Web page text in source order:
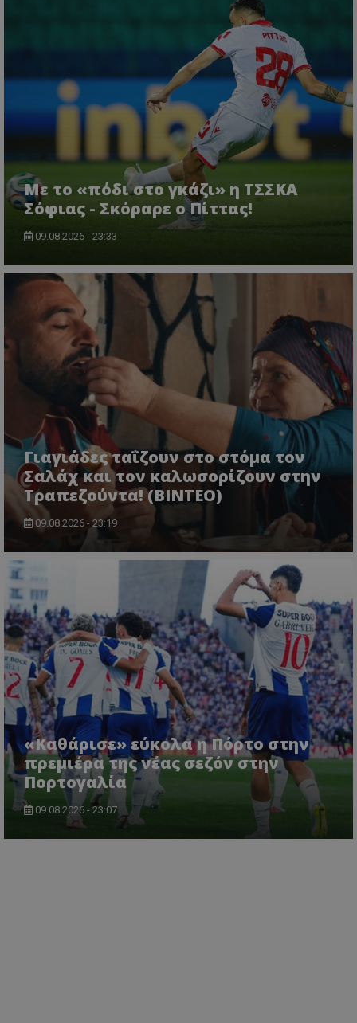
Με το «πόδι στο γκάζι» η ΤΣΣΚΑ
Σόφιας - Σκόραρε ο Πίττας!
09.08.2026 - 23:33
Γιαγιάδες ταΐζουν στο στόμα τον
Σαλάχ και τον καλωσορίζουν στην
Τραπεζούντα! (ΒΙΝΤΕΟ)
09.08.2026 - 23:19
«Καθάρισε» εύκολα η Πόρτο στην
πρεμιέρα της νέας σεζόν στην
Πορτογαλία
09.08.2026 - 23:07